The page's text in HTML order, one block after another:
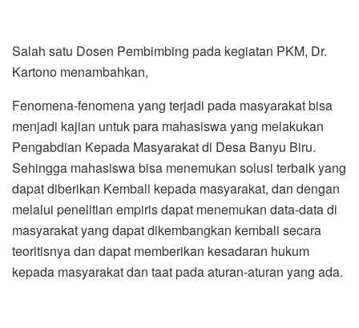
Salah satu Dosen Pembimbing pada kegiatan PKM, Dr.
Kartono menambahkan,
Fenomena-fenomena yang terjadi pada masyarakat bisa
menjadi kajian untuk para mahasiswa yang melakukan
Pengabdian Kepada Masyarakat di Desa Banyu Biru.
Sehingga mahasiswa bisa menemukan solusi terbaik yang
dapat diberikan Kembali kepada masyarakat, dan dengan
melalui penelitian empiris dapat menemukan data-data di
masyarakat yang dapat dikembangkan kembali secara
teoritisnya dan dapat memberikan kesadaran hukum
kepada masyarakat dan taat pada aturan-aturan yang ada.